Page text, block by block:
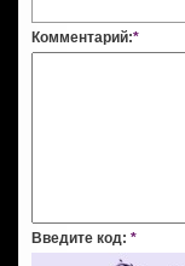
Комментарий:*
Введите код: *